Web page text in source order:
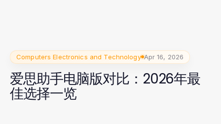
Computers Electronics and Technology Apr 16, 2026
爱思助手电脑版对比：2026年最
佳选择一览